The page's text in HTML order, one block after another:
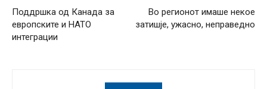
Поддршка од Канада за
европските и НАТО
интеграции
Во регионот имаше некое
затишје, ужасно, неправедно